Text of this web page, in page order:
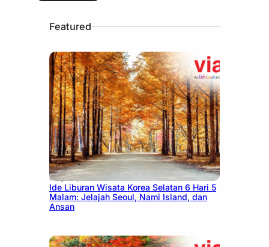
Featured
July 15, 2026
Ide Liburan Wisata Korea Selatan 6 Hari 5
Malam: Jelajah Seoul, Nami Island, dan
Ansan